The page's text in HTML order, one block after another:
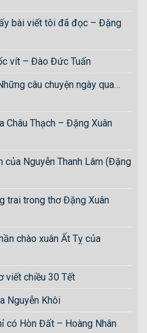
bài viết tôi đã đọc – Đặng
vít – Đào Đức Tuấn
câu chuyện ngày qua…
Châu Thạch – Đặng Xuân
Nguyễn Thanh Lâm (Đặng
trai trong thơ Đặng Xuân
chào xuân Ất Tỵ của
viết chiều 30 Tết
Nguyễn Khôi
có Hòn Đất – Hoàng Nhân